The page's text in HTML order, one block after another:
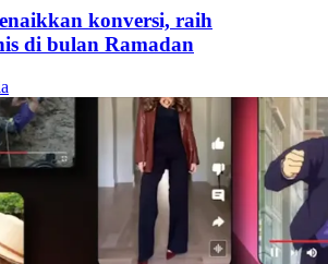
konversi, raih
di bulan Ramadan